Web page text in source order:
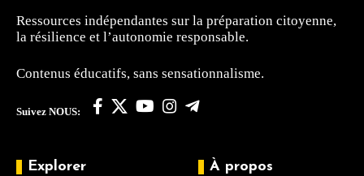
Ressources indépendantes sur la préparation citoyenne,
la résilience et l’autonomie responsable.
Contenus éducatifs, sans sensationnalisme.
Suivez NOUS:
Explorer À propos